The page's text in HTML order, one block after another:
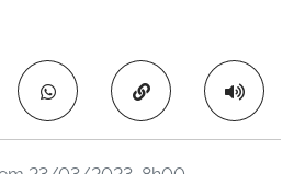
e Abastecimento
Copiar para área